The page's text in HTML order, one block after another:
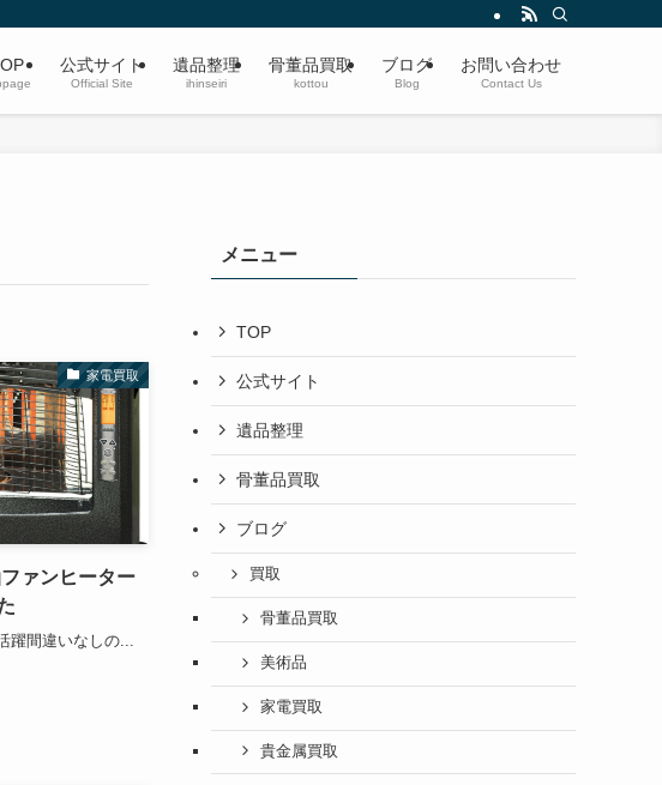
っています。遺品整理・生前整理・蔵の整理・空き家整理〜ブランド品、切手、楽器、時計、
公式サイト
Official Site
遺品整理
ihinseiri
骨董品買取
kottou
ブログ
Blog
お問い合わせ
Contact Us
家電買取
ァンヒーター
躍間違いなしの...
メニュー
TOP
公式サイト
遺品整理
骨董品買取
ブログ
買取
骨董品買取
美術品
家電買取
貴金属買取